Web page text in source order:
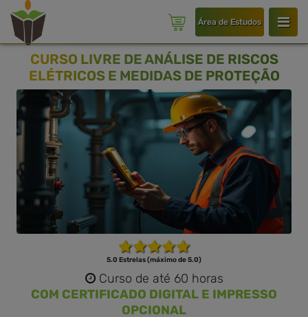
Área de Estudos
CURSO LIVRE DE ANÁLISE DE RISCOS
ELÉTRICOS E MEDIDAS DE PROTEÇÃO
5.0 Estrelas (máximo de 5.0)
Curso de até 60 horas
COM CERTIFICADO DIGITAL E IMPRESSO
OPCIONAL